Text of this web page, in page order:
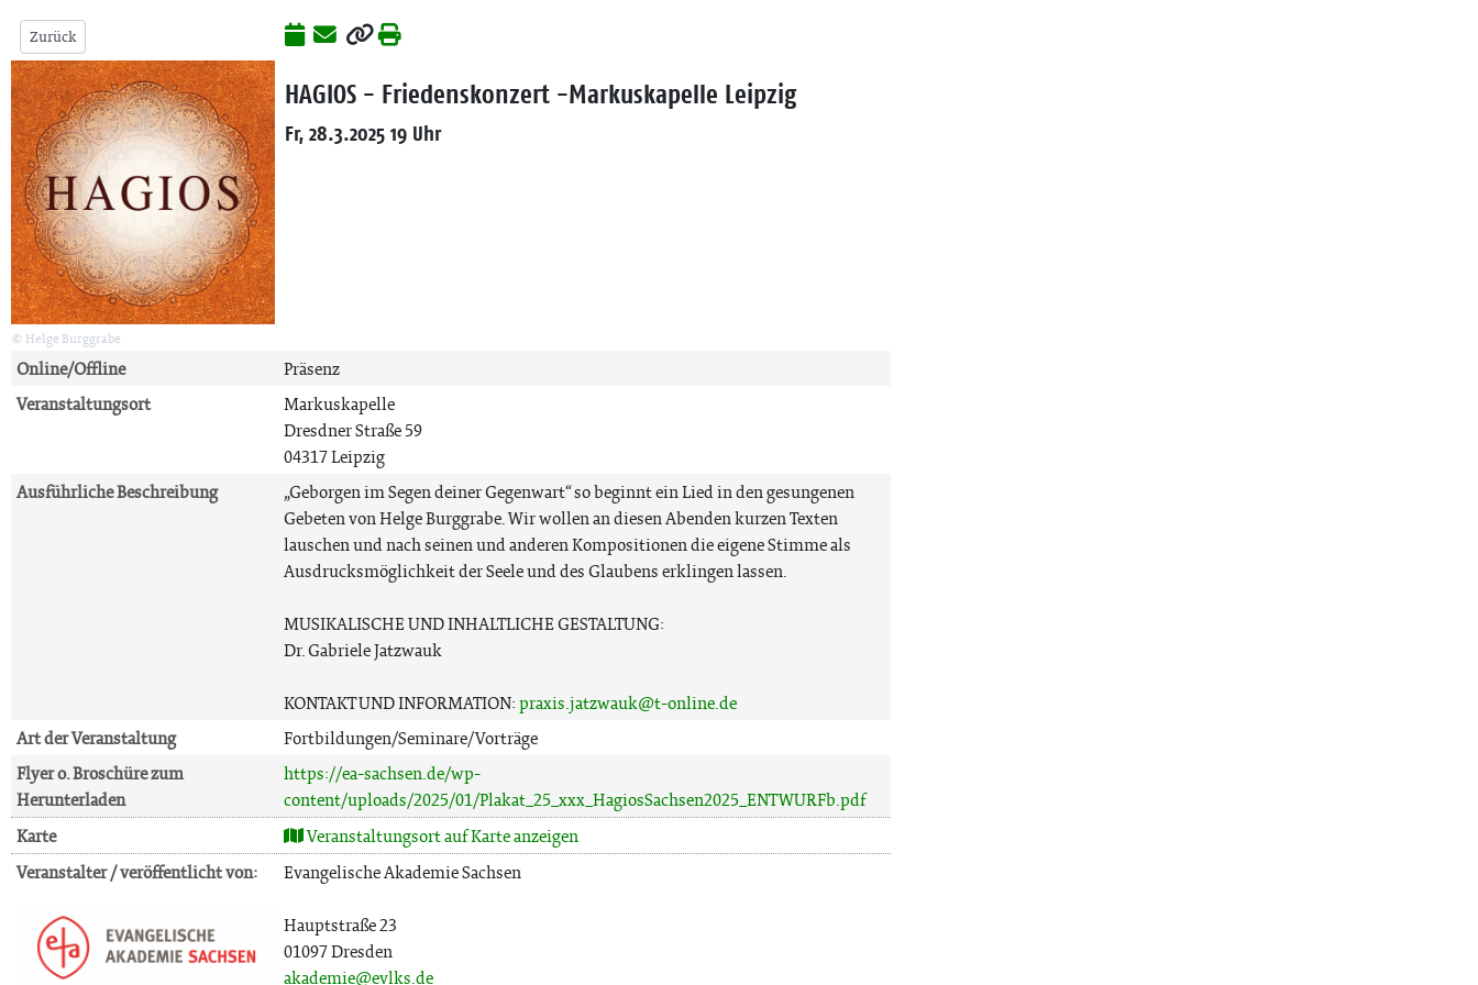
Zurück
© Helge Burggrabe
HAGIOS - Friedenskonzert -Markuskapelle Leipzig
Fr, 28.3.2025 19 Uhr
Online/Offline
Präsenz
Veranstaltungsort
Markuskapelle
Dresdner Straße 59
04317 Leipzig
Ausführliche Beschreibung
„Geborgen im Segen deiner Gegenwart“ so beginnt ein Lied in den gesungenen
Gebeten von Helge Burggrabe. Wir wollen an diesen Abenden kurzen Texten
lauschen und nach seinen und anderen Kompositionen die eigene Stimme als
Ausdrucksmöglichkeit der Seele und des Glaubens erklingen lassen.
MUSIKALISCHE UND INHALTLICHE GESTALTUNG:
Dr. Gabriele Jatzwauk
KONTAKT UND INFORMATION:praxis.jatzwauk@t-online.de
Art der Veranstaltung
Fortbildungen/Seminare/Vorträge
Flyer o. Broschüre zum
Herunterladen
https://ea-sachsen.de/wp-
content/uploads/2025/01/Plakat_25_xxx_HagiosSachsen2025_ENTWURFb.pdf
Karte
Veranstaltungsort auf Karte anzeigen
Veranstalter / veröffentlicht von:
Evangelische Akademie Sachsen
Hauptstraße 23
01097 Dresden
akademie@evlks.de